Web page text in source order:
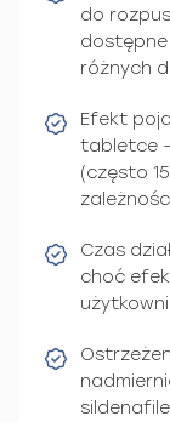
do
różnych
Efekt
tabletce
(często
Czas
choć